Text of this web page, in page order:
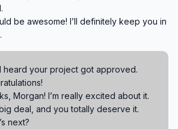
be awesome! I’ll definitely keep you in
heard your project got approved.
Morgan! I’m really excited about it.
big deal, and you totally deserve it.
next?